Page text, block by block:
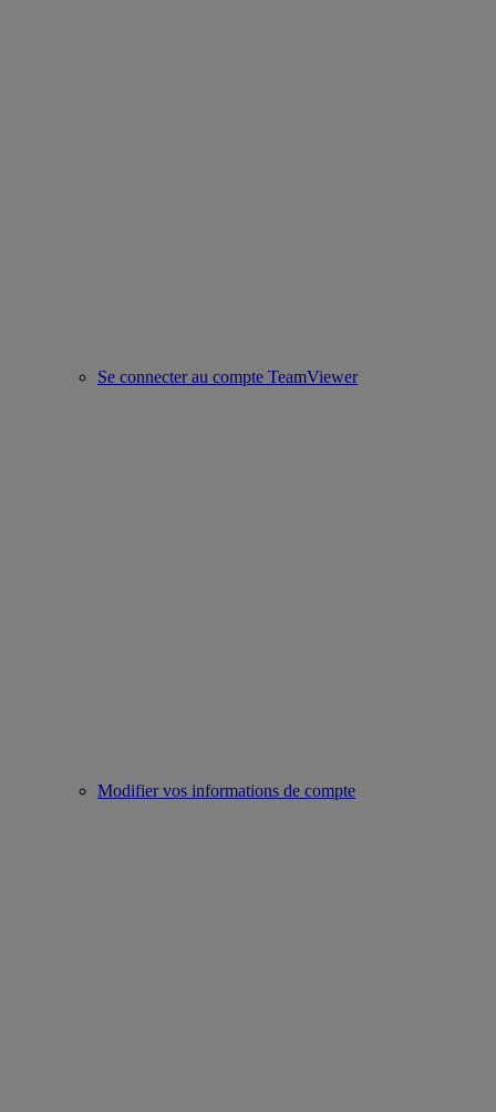
Se connecter au compte TeamViewer
Modifier vos informations de compte